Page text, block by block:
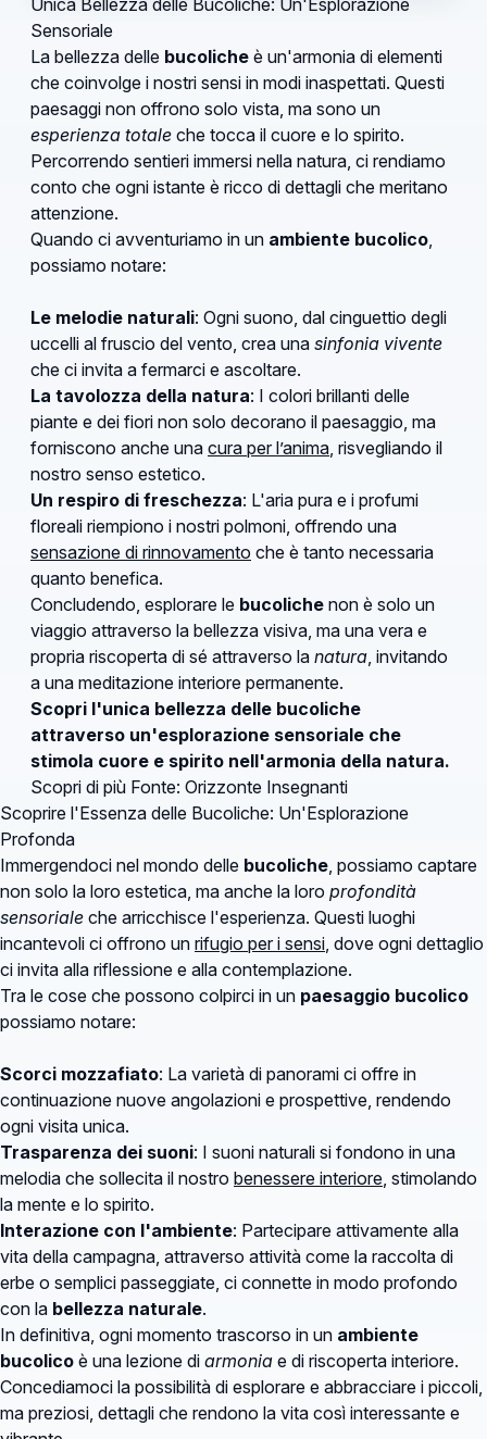
Sensoriale
La bellezza delle bucoliche è un'armonia di elementi
che coinvolge i nostri sensi in modi inaspettati. Questi
paesaggi non offrono solo vista, ma sono un
esperienza totale che tocca il cuore e lo spirito.
Percorrendo sentieri immersi nella natura, ci rendiamo
conto che ogni istante è ricco di dettagli che meritano
attenzione.
Quando ci avventuriamo in un ambiente bucolico
possiamo notare:
Le melodie naturali: Ogni suono, dal cinguettio degli
uccelli al fruscio del vento, crea una sinfonia vivente
che ci invita a fermarci e ascoltare.
La tavolozza della natura: I colori brillanti delle
piante e dei fiori non solo decorano il paesaggio, ma
forniscono anche una cura per l’anima , risvegliando il
nostro senso estetico.
Un respiro di freschezza: L'aria pura e i profumi
floreali riempiono i nostri polmoni, offrendo una
sensazione di rinnovamento che è tanto necessaria
quanto benefica.
Concludendo, esplorare le bucoliche non è solo un
viaggio attraverso la bellezza visiva, ma una vera e
propria riscoperta di sé attraverso la natura , invitando
a una meditazione interiore permanente.
Scopri l'unica bellezza delle bucoliche
attraverso un'esplorazione sensoriale che
stimola cuore e spirito nell'armonia della natura.
Scopri di più Fonte: Orizzonte Insegnanti
Scoprire l'Essenza delle Bucoliche: Un'Esplorazione
Profonda
Immergendoci nel mondo delle bucoliche , possiamo captare
non solo la loro estetica, ma anche la loro profondità
sensoriale che arricchisce l'esperienza. Questi luoghi
incantevoli ci offrono un rifugio per i sensi , dove ogni dettaglio
ci invita alla riflessione e alla contemplazione.
Tra le cose che possono colpirci in un paesaggio bucolico
possiamo notare:
Scorci mozzafiato: La varietà di panorami ci offre in
continuazione nuove angolazioni e prospettive, rendendo
ogni visita unica.
Trasparenza dei suoni: I suoni naturali si fondono in una
melodia che sollecita il nostro benessere interiore , stimolando
la mente e lo spirito.
Interazione con l'ambiente: Partecipare attivamente alla
vita della campagna, attraverso attività come la raccolta di
erbe o semplici passeggiate, ci connette in modo profondo
con la bellezza naturale.
In definitiva, ogni momento trascorso in un ambiente
bucolico è una lezione di armonia e di riscoperta interiore.
Concediamoci la possibilità di esplorare e abbracciare i piccoli,
ma preziosi, dettagli che rendono la vita così interessante e